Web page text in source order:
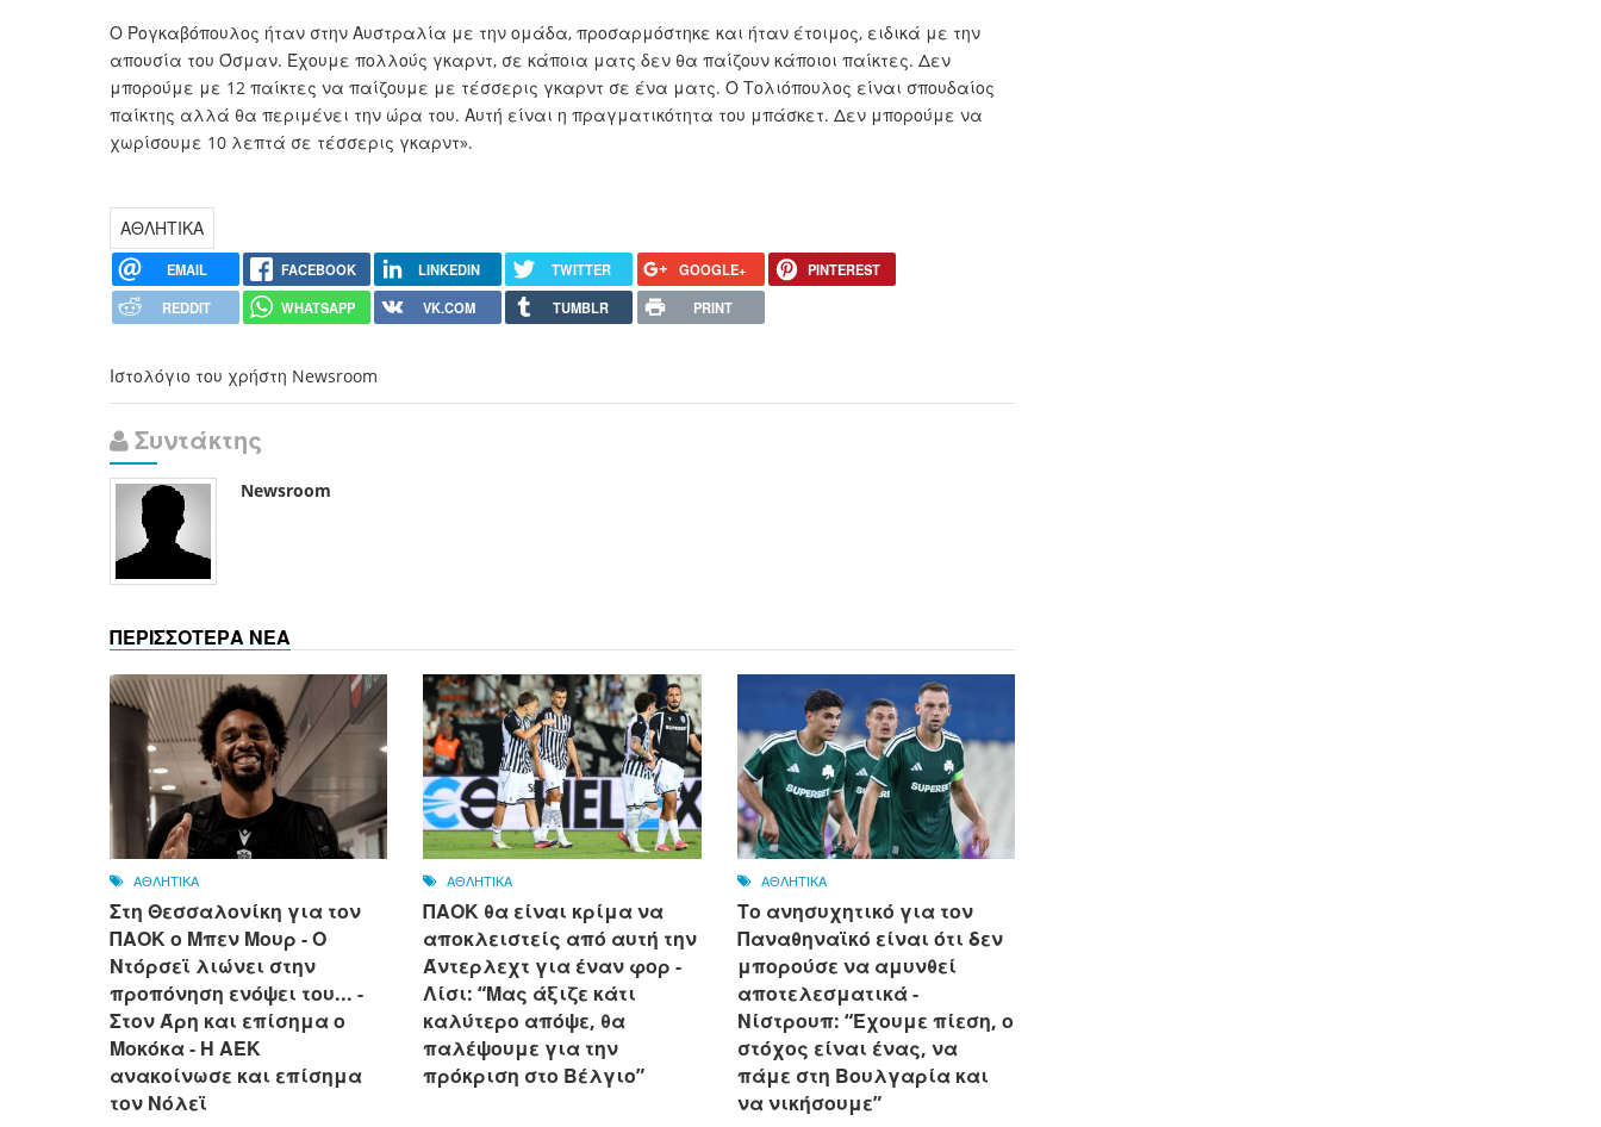
Ο Ρογκαβόπουλος ήταν στην Αυστραλία με την ομάδα, προσαρμόστηκε και ήταν έτοιμος, ειδικά με την
απουσία του Όσμαν. Έχουμε πολλούς γκαρντ, σε κάποια ματς δεν θα παίζουν κάποιοι παίκτες. Δεν
μπορούμε με 12 παίκτες να παίζουμε με τέσσερις γκαρντ σε ένα ματς. Ο Τολιόπουλος είναι σπουδαίος
παίκτης αλλά θα περιμένει την ώρα του. Αυτή είναι η πραγματικότητα του μπάσκετ. Δεν μπορούμε να
χωρίσουμε 10 λεπτά σε τέσσερις γκαρντ».
ΑΘΛΗΤΙΚΑ
EMAIL FACEBOOK LINKEDIN TWITTER GOOGLE+
PINTEREST
REDDIT
WHATSAPP VK.COM TUMBLR PRINT
Ιστολόγιο του χρήστη Newsroom
Συντάκτης
Newsroom
ΠΕΡΙΣΣΟΤΕΡΑ ΝΕΑ
ΑΘΛΗΤΙΚΑ
Στη Θεσσαλονίκη για τον
ΠΑΟΚ ο Μπεν Μουρ - Ο
Ντόρσεϊ λιώνει στην
προπόνηση ενόψει του... -
Στον Άρη και επίσημα ο
Μοκόκα - Η ΑΕΚ
ανακοίνωσε και επίσημα
τον Νόλεϊ
ΑΘΛΗΤΙΚΑ
ΠΑΟΚ θα είναι κρίμα να
αποκλειστείς από αυτή την
Άντερλεχτ για έναν φορ - ​​
Λίσι: “Μας άξιζε κάτι
καλύτερο απόψε, θα
παλέψουμε για την
πρόκριση στο Βέλγιο”
ΑΘΛΗΤΙΚΑ
Το ανησυχητικό για τον
Παναθηναϊκό είναι ότι δεν
μπορούσε να αμυνθεί
αποτελεσματικά -
Νίστρουπ: “Έχουμε πίεση, ο
στόχος είναι ένας, να
πάμε στη Βουλγαρία και
να νικήσουμε”